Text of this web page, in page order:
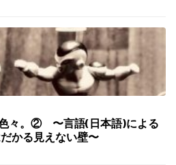
色々。② 〜言語(日本語)による
かる見えない壁〜